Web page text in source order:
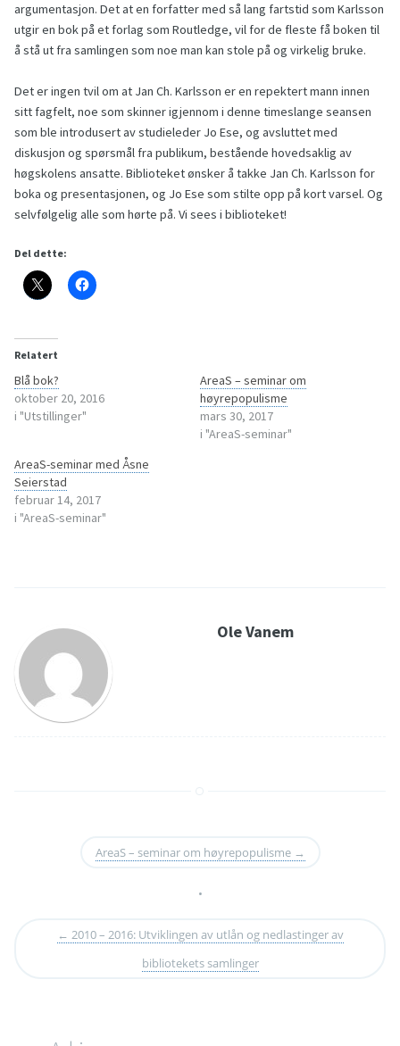
argumentasjon. Det at en forfatter med så lang fartstid som Karlsson
utgir en bok på et forlag som Routledge, vil for de fleste få boken til
å stå ut fra samlingen som noe man kan stole på og virkelig bruke.
Det er ingen tvil om at Jan Ch. Karlsson er en repektert mann innen
sitt fagfelt, noe som skinner igjennom i denne timeslange seansen
som ble introdusert av studieleder Jo Ese, og avsluttet med
diskusjon og spørsmål fra publikum, bestående hovedsaklig av
høgskolens ansatte. Biblioteket ønsker å takke Jan Ch. Karlsson for
boka og presentasjonen, og Jo Ese som stilte opp på kort varsel. Og
selvfølgelig alle som hørte på. Vi sees i biblioteket!
Del dette:
Relatert
Blå bok?
oktober 20, 2016
i "Utstillinger"
AreaS – seminar om
høyrepopulisme
mars 30, 2017
i "AreaS-seminar"
AreaS-seminar med Åsne
Seierstad
februar 14, 2017
i "AreaS-seminar"
Ole Vanem
AreaS – seminar om høyrepopulisme →
•
← 2010 – 2016: Utviklingen av utlån og nedlastinger av
bibliotekets samlinger